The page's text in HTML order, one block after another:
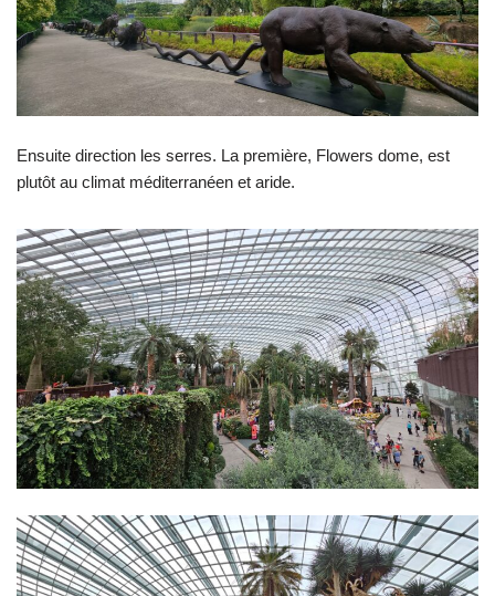
Ensuite direction les serres. La première, Flowers dome, est
plutôt au climat méditerranéen et aride.